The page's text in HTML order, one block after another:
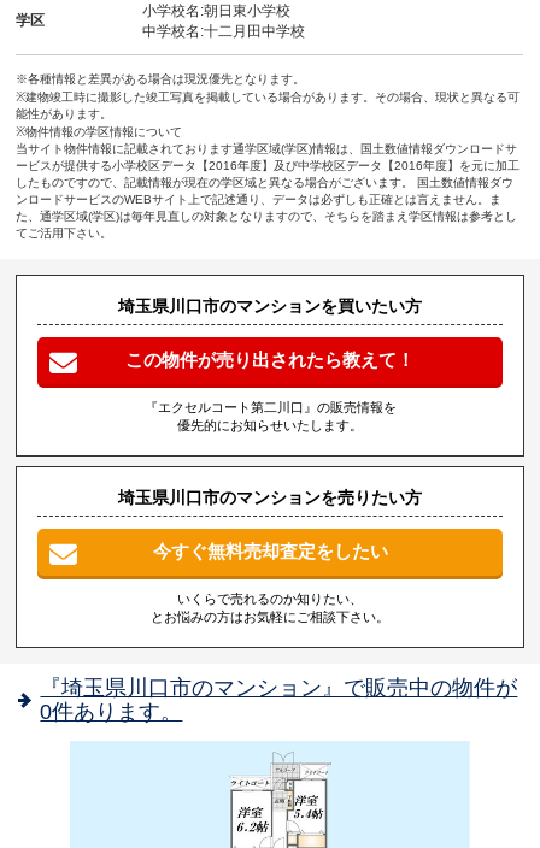
学区
小学校名:朝日東小学校
中学校名:十二月田中学校
※各種情報と差異がある場合は現況優先となります。
※建物竣工時に撮影した竣工写真を掲載している場合があります。その場合、現状と異なる可
能性があります。
※物件情報の学区情報について
当サイト物件情報に記載されております通学区域(学区)情報は、国土数値情報ダウンロードサ
ービスが提供する小学校区データ【2016年度】及び中学校区データ【2016年度】を元に加工
したものですので、記載情報が現在の学区域と異なる場合がございます。 国土数値情報ダウ
ンロードサービスのWEBサイト上で記述通り、データは必ずしも正確とは言えません。ま
た、通学区域(学区)は毎年見直しの対象となりますので、そちらを踏まえ学区情報は参考とし
てご活用下さい。
埼玉県川口市のマンションを買いたい方
この物件が売り出されたら教えて！
『エクセルコート第二川口』の販売情報を
優先的にお知らせいたします。
埼玉県川口市のマンションを売りたい方
今すぐ無料売却査定をしたい
いくらで売れるのか知りたい、
とお悩みの方はお気軽にご相談下さい。
『埼玉県川口市のマンション』で販売中の物件が
0件あります。